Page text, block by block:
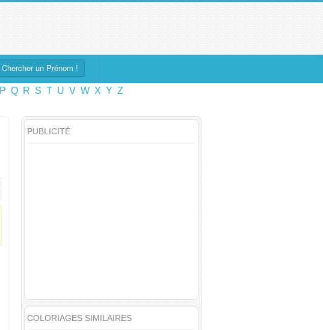
Chercher un Prénom !
P Q R S T U V W X Y Z
PUBLICITÉ
COLORIAGES SIMILAIRES